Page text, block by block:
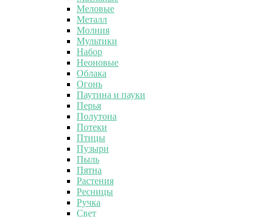
Меловые
Металл
Молния
Мультики
Набор
Неоновые
Облака
Огонь
Паутина и пауки
Перья
Полутона
Потеки
Птицы
Пузыри
Пыль
Пятна
Растения
Ресницы
Ручка
Свет